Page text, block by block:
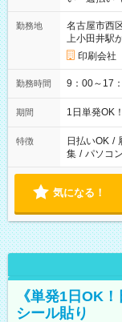
勤務地
名古屋市西
上小田井駅
印刷会社
勤務時間 9：00～17
期間 1日単発OK
特徴 日払いOK /
集 / パソコ
気になる！
《単発1日OK
シール貼り